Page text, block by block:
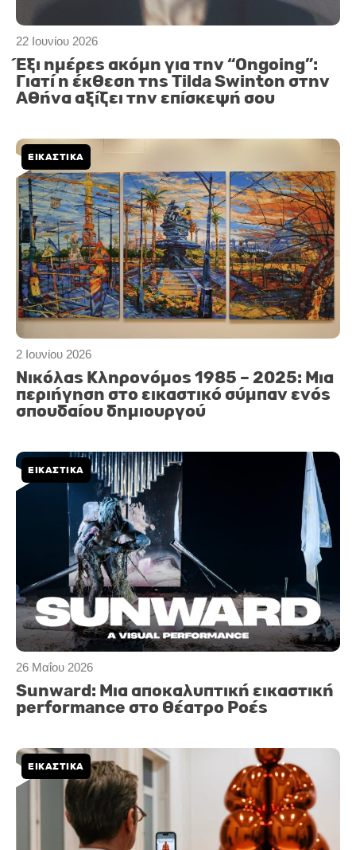
22 Ιουνίου 2026
Έξι ημέρες ακόμη για την “Ongoing”:
Γιατί η έκθεση της Tilda Swinton στην
Αθήνα αξίζει την επίσκεψή σου
2 Ιουνίου 2026
ΕΙΚΑΣΤΙΚΑ
Νικόλας Κληρονόμος 1985 – 2025: Mια
περιήγηση στο εικαστικό σύμπαν ενός
σπουδαίου δημιουργού
26 Μαΐου 2026
ΕΙΚΑΣΤΙΚΑ
Sunward: Μια αποκαλυπτική εικαστική
performance στο Θέατρο Ροές
ΕΙΚΑΣΤΙΚΑ